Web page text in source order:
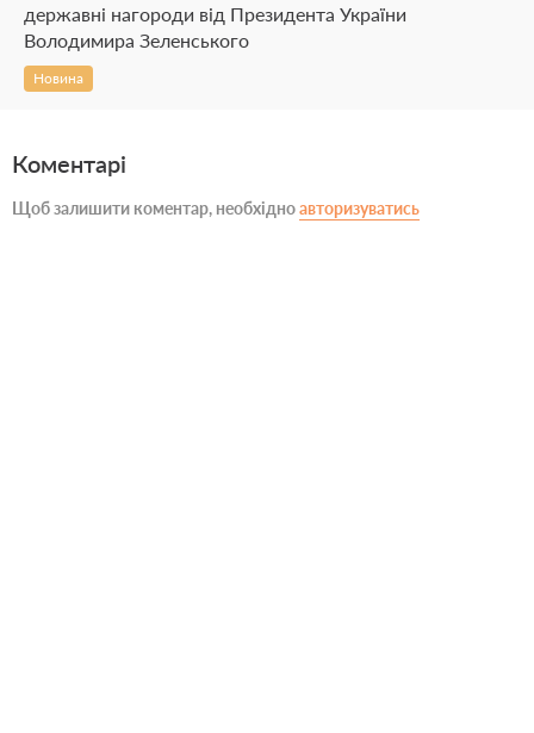
державні нагороди від Президента України
Володимира Зеленського
Новина
Коментарі
Щоб залишити коментар, необхідноавторизуватись